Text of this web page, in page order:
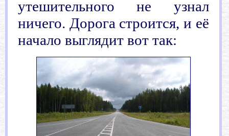
утешительного не узнал
ничего. Дорога строится, и её
начало выглядит вот так: